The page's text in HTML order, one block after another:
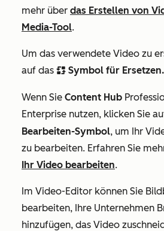
mehr über das Erstellen von
Media-Tool.
Um das verwendete Video zu
auf das replace Symbol für Ersetzen.
Wenn Sie Content Hub
Enterprise nutzen, klicken Sie
Bearbeiten-Symbol, um Ihr
zu bearbeiten. Erfahren Sie
Ihr Video bearbeiten.
Im Video-Editor können Sie
bearbeiten, Ihre Unternehmen
hinzufügen, das Video